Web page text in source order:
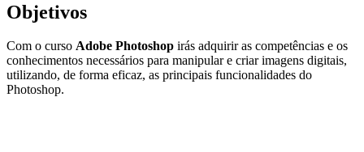
Objetivos
Com o curso Adobe Photoshop irás adquirir as competências e os
conhecimentos necessários para manipular e criar imagens digitais,
utilizando, de forma eficaz, as principais funcionalidades do
Photoshop.